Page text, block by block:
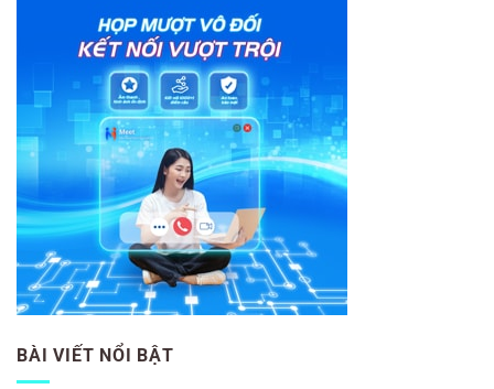
BÀI VIẾT NỔI BẬT